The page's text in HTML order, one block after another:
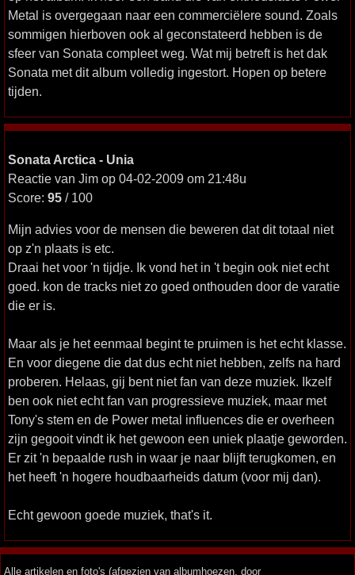
Metal is overgegaan naar een commerciëlere sound. Zoals
sommigen hierboven ook al geconstateerd hebben is de
sfeer van Sonata compleet weg. Wat mij betreft is het dak
Sonata met dit album volledig ingestort. Hopen op betere
tijden.
Sonata Arctica - Unia
Reactie van Jim op 04-02-2009 om 21:48u
Score: 95 / 100
Mijn advies voor de mensen die beweren dat dit totaal niet
op z'n plaats is etc.
Draai het voor 'n tijdje. Ik vond het in 't begin ook niet echt
goed. kon de tracks niet zo goed onthouden door de varatie
die er is.
Maar als je het eenmaal begint te pruimen is het echt klasse.
En voor diegene die dat dus echt niet hebben, zelfs na hard
proberen. Helaas, gij bent niet fan van deze muziek. Ikzelf
ben ook niet echt fan van progressieve muziek, maar met
Tony's stem en de Power metal influences die er overheen
zijn gegooit vindt ik het gewoon een uniek plaatje geworden.
Er zit 'n bepaalde rush in waar je naar blijft terugkomen, en
het heeft 'n hogere houdbaarheids datum (voor mij dan).
Echt gewoon goede muziek, that's it.
Alle artikelen en foto's (afgezien van albumhoezen, door